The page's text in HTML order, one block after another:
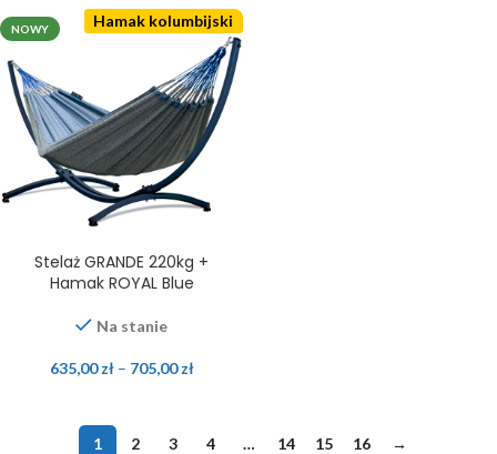
NOWY Hamak kolumbijski
Stelaż GRANDE 220kg +
Hamak ROYAL Blue
Na stanie
635,00zł – 705,00zł
1 2 3 4 … 14 15 16 →